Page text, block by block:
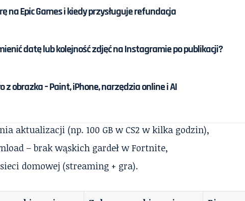
na Epic Games i kiedy przysługuje refundacja
datę lub kolejność zdjęć na Instagramie po publikacji?
z obrazka – Paint, iPhone, narzędzia online i AI
aktualizacji (np. 100 GB w CS2 w kilka godzin),
– brak wąskich gardeł w Fortnite,
domowej (streaming + gra).